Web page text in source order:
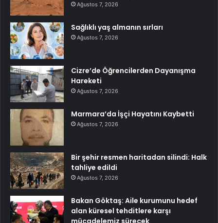
Ağustos 7, 2026
Sağlıklı yaş almanın sırları
Ağustos 7, 2026
Cizre’de Öğrencilerden Dayanışma
Hareketi
Ağustos 7, 2026
Marmara’da İşçi Hayatını Kaybetti
Ağustos 7, 2026
Bir şehir resmen haritadan silindi: Halk
tahliye edildi
Ağustos 7, 2026
Bakan Göktaş: Aile kurumunu hedef
alan küresel tehditlere karşı